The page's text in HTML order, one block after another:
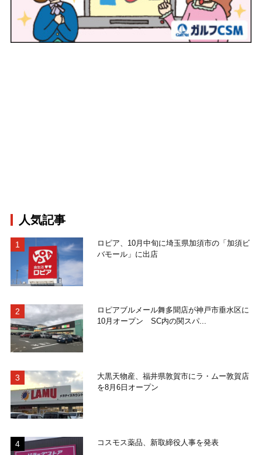
人気記事
ロピア、10月中旬に埼玉県加須市の「加須ビ
バモール」に出店
ロピアブルメール舞多聞店が神戸市垂水区に
10月オープン SC内の関スパ...
大黒天物産、福井県敦賀市にラ・ムー敦賀店
を8月6日オープン
コスモス薬品、新取締役人事を発表